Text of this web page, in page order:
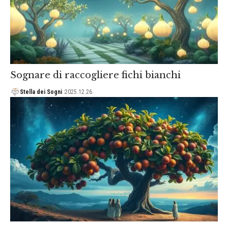
Sognare di raccogliere fichi bianchi
Stella dei Sogni 2025.12.26.